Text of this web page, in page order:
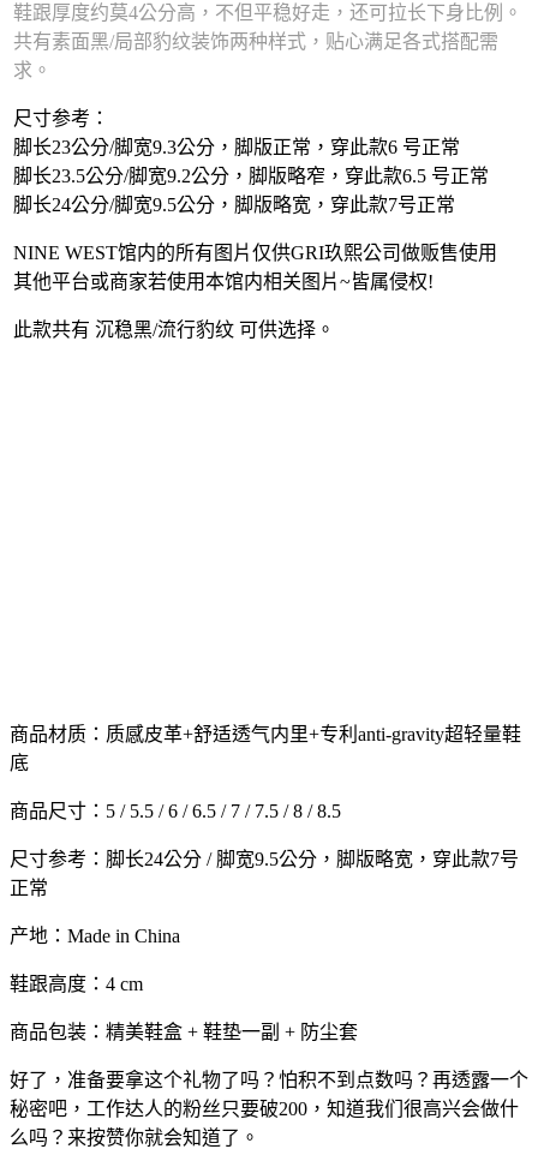
鞋跟厚度约莫4公分高，不但平稳好走，还可拉长下身比例。
共有素面黑/局部豹纹装饰两种样式，贴心满足各式搭配需
求。
尺寸参考：
脚长23公分/脚宽9.3公分，脚版正常，穿此款6 号正常
脚长23.5公分/脚宽9.2公分，脚版略窄，穿此款6.5 号正常
脚长24公分/脚宽9.5公分，脚版略宽，穿此款7号正常
NINE WEST馆内的所有图片仅供GRI玖熙公司做贩售使用
其他平台或商家若使用本馆内相关图片~皆属侵权!
此款共有 沉稳黑/流行豹纹 可供选择。
商品材质：质感皮革+舒适透气内里+专利anti-gravity超轻量鞋
底
商品尺寸：5 / 5.5 / 6 / 6.5 / 7 / 7.5 / 8 / 8.5
尺寸参考：脚长24公分 / 脚宽9.5公分，脚版略宽，穿此款7号
正常
产地：Made in China
鞋跟高度：4 cm
商品包装：精美鞋盒 + 鞋垫一副 + 防尘套
好了，准备要拿这个礼物了吗？怕积不到点数吗？再透露一个
秘密吧，工作达人的粉丝只要破200，知道我们很高兴会做什
么吗？来按赞你就会知道了。